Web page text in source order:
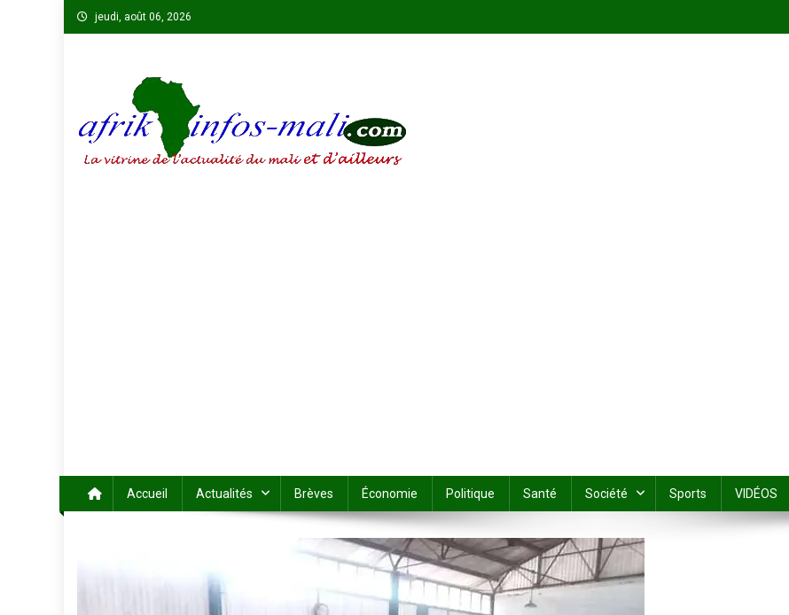
Skip
to
jeudi, août 06, 2026
Accueil Actualités Brèves Économie Politique Santé Société Sports VIDÉOS